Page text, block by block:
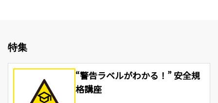
特集
“警告ラベルがわかる！” 安全規
格講座